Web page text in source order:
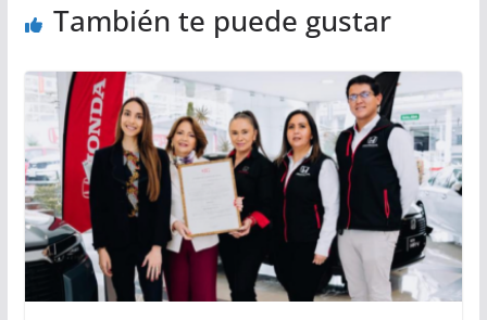
También te puede gustar